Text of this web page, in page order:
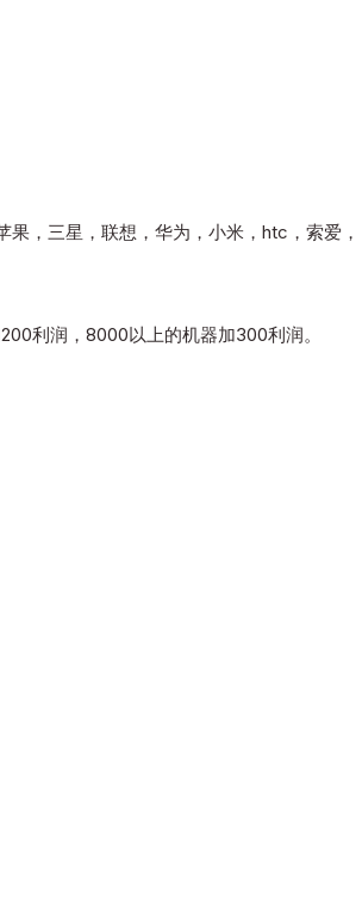
，三星，联想，华为，小米，htc，索爱，
利润，8000以上的机器加300利润。